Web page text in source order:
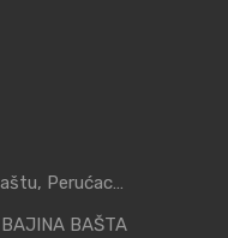
Perućac…
BAŠTA